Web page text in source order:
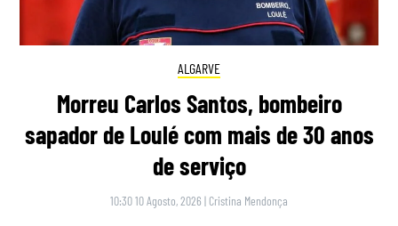
ALGARVE
Morreu Carlos Santos, bombeiro
sapador de Loulé com mais de 30 anos
de serviço
10:30 10 Agosto, 2026 | Cristina Mendonça